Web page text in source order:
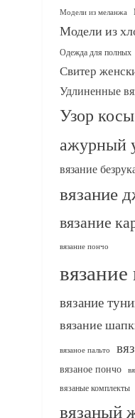
Модели из меланжа
Модели из
Одежда для полных
Свитер
Удлиненные
Узор косы
ажурный
вязание
вязание
вязание
вязание пончо
вязание
вязание
вязаное пальто
вязаное пончо
вязаные комплекты
вязаный